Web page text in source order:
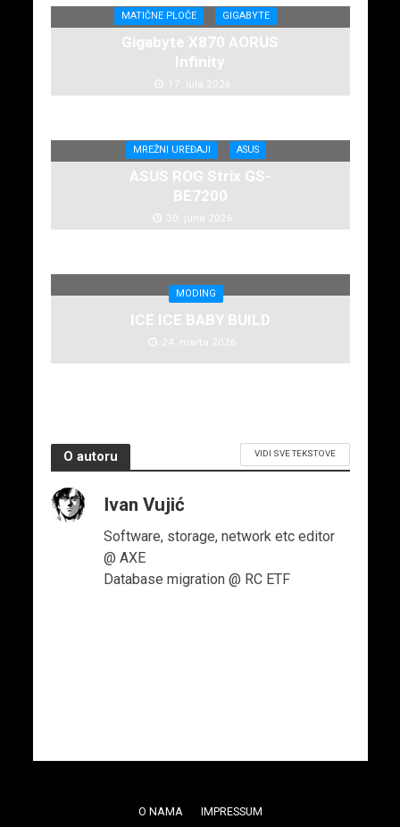
MATIČNE PLOČE GIGABYTE
Gigabyte X870 AORUS
Infinity
17. jula 2026.
MREŽNI UREĐAJI ASUS
ASUS ROG Strix GS-
BE7200
30. juna 2026.
MODING
ICE ICE BABY BUILD
24. marta 2026.
O autoru VIDI SVE TEKSTOVE
Ivan Vujić
Software, storage, network etc editor
@ AXE
Database migration @ RC ETF
O NAMA IMPRESSUM